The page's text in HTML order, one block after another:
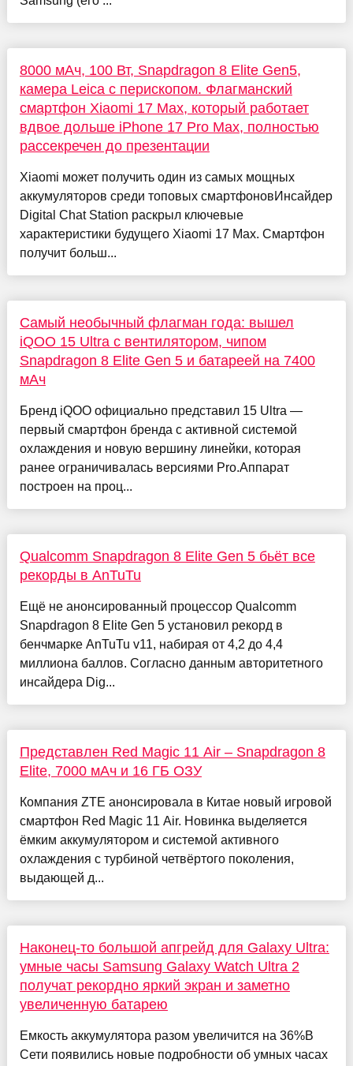
8000 мАч, 100 Вт, Snapdragon 8 Elite Gen5,
камера Leica с перископом. Флагманский
смартфон Xiaomi 17 Max, который работает
вдвое дольше iPhone 17 Pro Max, полностью
рассекречен до презентации
Xiaomi может получить один из самых мощных
аккумуляторов среди топовых смартфоновИнсайдер
Digital Chat Station раскрыл ключевые
характеристики будущего Xiaomi 17 Max. Смартфон
получит больш...
Самый необычный флагман года: вышел
iQOO 15 Ultra с вентилятором, чипом
Snapdragon 8 Elite Gen 5 и батареей на 7400
мАч
Бренд iQOO официально представил 15 Ultra —
первый смартфон бренда с активной системой
охлаждения и новую вершину линейки, которая
ранее ограничивалась версиями Pro.Аппарат
построен на проц...
Qualcomm Snapdragon 8 Elite Gen 5 бьёт все
рекорды в AnTuTu
Ещё не анонсированный процессор Qualcomm
Snapdragon 8 Elite Gen 5 установил рекорд в
бенчмарке AnTuTu v11, набирая от 4,2 до 4,4
миллиона баллов. Согласно данным авторитетного
инсайдера Dig...
Представлен Red Magic 11 Air – Snapdragon 8
Elite, 7000 мАч и 16 ГБ ОЗУ
Компания ZTE анонсировала в Китае новый игровой
смартфон Red Magic 11 Air. Новинка выделяется
ёмким аккумулятором и системой активного
охлаждения с турбиной четвёртого поколения,
выдающей д...
Наконец-то большой апгрейд для Galaxy Ultra:
умные часы Samsung Galaxy Watch Ultra 2
получат рекордно яркий экран и заметно
увеличенную батарею
Емкость аккумулятора разом увеличится на 36%В
Сети появились новые подробности об умных часах